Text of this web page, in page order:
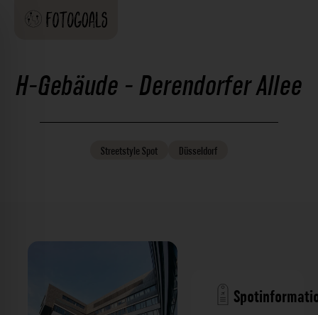
H-Gebäude - Derendorfer Allee
StreetstyleSpot Düsseldorf